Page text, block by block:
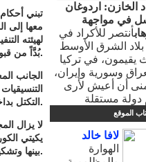
تبني
معها إلى
لهيئته
بُدَّاً من قبول الأمر الواقع تحت نغمة التهديد بالانسحاب منه.
الجانب
التكتل بداخل المجلس.
لا يزال
يكيتي
بينها وتشكيل قيادات مشتركة مناطقية في العديد من المناطق الكوردية السورية.
الخازن: اردوغان
في مواجهة
أنتصر للأكراد في
الشرق الأوسط
يقيمون، في تركيا
وسورية وإيران،
أن أعيش لأرى
دولة مستقلة
الموقع
لافا خالد
الهوارة